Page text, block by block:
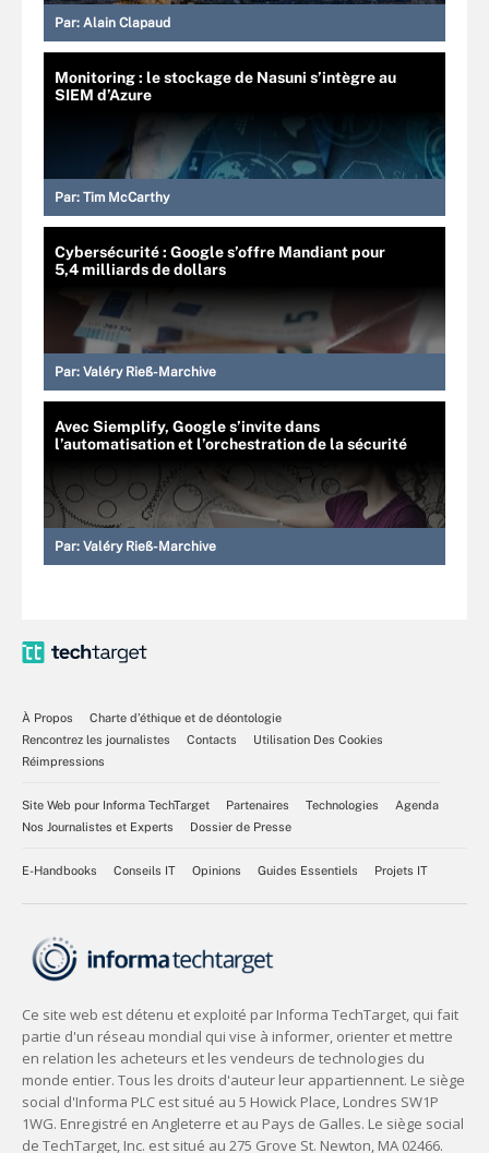
Par: Alain Clapaud
Monitoring : le stockage de Nasuni s’intègre au
SIEM d’Azure
Par: Tim McCarthy
Cybersécurité : Google s’offre Mandiant pour
5,4 milliards de dollars
Par: Valéry Rieß-Marchive
Avec Siemplify, Google s’invite dans
l’automatisation et l’orchestration de la sécurité
Par: Valéry Rieß-Marchive
À Propos
Charte d’éthique et de déontologie
Rencontrez les journalistes
Contacts
Utilisation Des Cookies
Réimpressions
Site Web pour Informa TechTarget Partenaires Technologies
Agenda
Nos Journalistes et Experts
Dossier de Presse
E-Handbooks Conseils IT Opinions Guides Essentiels Projets IT